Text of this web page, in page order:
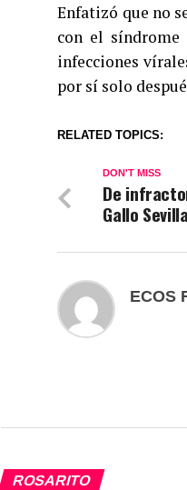
Enfatizó que no
con el síndrome
infecciones
por sí solo
RELATED TOPICS:
DON'T MISS
De
Gallo Sevilla
ECOS
ROSARITO